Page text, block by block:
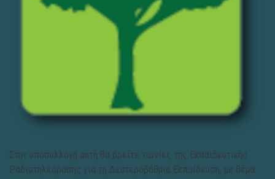
Στην υποσυλλογή αυτή θα βρείτε ταινίες της Εκπαιδευτικής
Ραδιοτηλεόρασης για τη Δευτεροβάθμια Εκπαίδευση, με θέμα